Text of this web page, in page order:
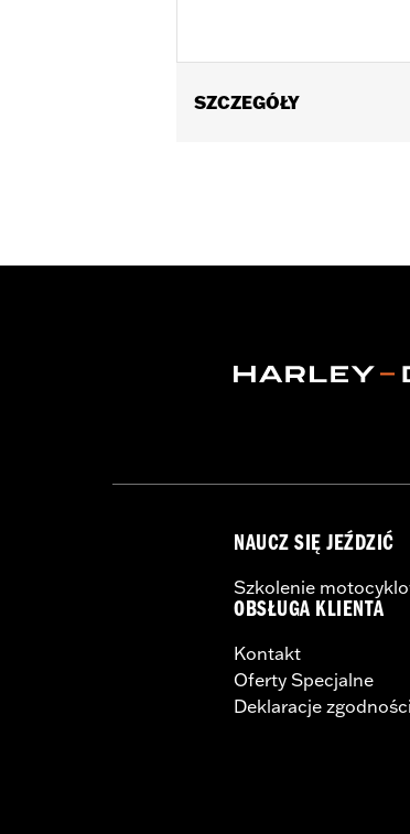
SZCZEGÓŁY
Sold In Units:Each
Rim Size UOM:Inches
Requires
NAUCZ SIĘ JEŹDZIĆ
Szkolenie
OBSŁUGA KLIENTA
Kontakt
Oferty Specjalne
Deklaracje zgodności